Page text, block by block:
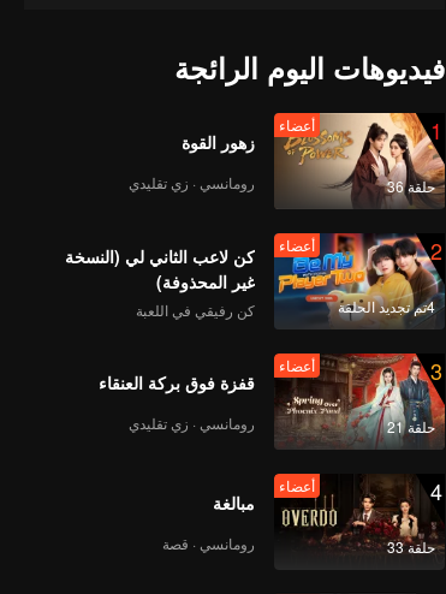
فيديوهات اليوم الرائجة
1
حلقة 36
أعضاء
زهور القوة
رومانسي · زي تقليدي
2
4تم تجديد الحلقة
أعضاء
كن لاعب الثاني لي (النسخة
غير المحذوفة)
كن رفيقي في اللعبة
3
حلقة 21
أعضاء
قفزة فوق بركة العنقاء
رومانسي · زي تقليدي
4
حلقة 33
أعضاء
مبالغة
رومانسي · قصة